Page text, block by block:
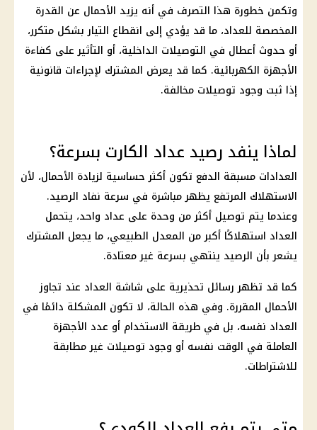
وتكمن خطورة هذا التصرف في أنه يزيد الأحمال عن القدرة
المخصصة للعداد، ما قد يؤدي إلى انقطاع التيار بشكل متكرر،
أو حدوث أعطال في التوصيلات الداخلية، أو التأثير على كفاءة
الأجهزة الكهربائية. كما قد يعرض المشترك لإجراءات قانونية
إذا ثبت وجود توصيلات مخالفة.
لماذا ينفد رصيد عداد الكارت بسرعة؟
العدادات مسبقة الدفع تكون أكثر حساسية لزيادة الأحمال، لأن
الاستهلاك المرتفع يظهر مباشرة في سرعة نفاد الرصيد.
وعندما يتم توصيل أكثر من وحدة على عداد واحد، يتحمل
العداد استهلاكًا أكبر من المعدل الطبيعي، ما يجعل المشترك
يشعر بأن الرصيد ينتهي بسرعة غير معتادة.
كما قد تظهر رسائل تحذيرية على شاشة العداد عند تجاوز
الأحمال المقررة. وفي هذه الحالة، لا تكون المشكلة دائمًا في
العداد نفسه، بل في طريقة الاستخدام أو عدد الأجهزة
العاملة في الوقت نفسه أو وجود توصيلات غير مطابقة
للاشتراطات.